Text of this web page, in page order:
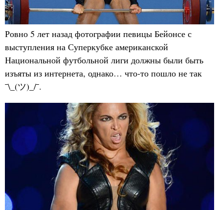
Ровно 5 лет назад фотографии певицы Бейонсе с
выступления на Суперкубке американской
Национальной футбольной лиги должны были быть
изъяты из интернета, однако… что-то пошло не так
¯\_(ツ)_/¯.